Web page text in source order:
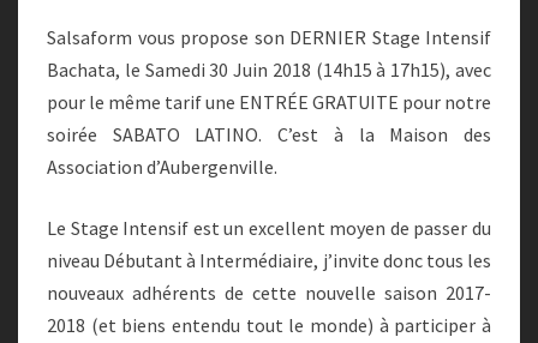
SABATO
LATINO)
Salsaform vous propose son DERNIER Stage Intensif
Bachata, le Samedi 30 Juin 2018 (14h15 à 17h15), avec
pour le même tarif une ENTRÉE GRATUITE pour notre
soirée SABATO LATINO. C’est à la Maison des
Association d’Aubergenville.
Le Stage Intensif est un excellent moyen de passer du
niveau Débutant à Intermédiaire, j’invite donc tous les
nouveaux adhérents de cette nouvelle saison 2017-
2018 (et biens entendu tout le monde) à participer à